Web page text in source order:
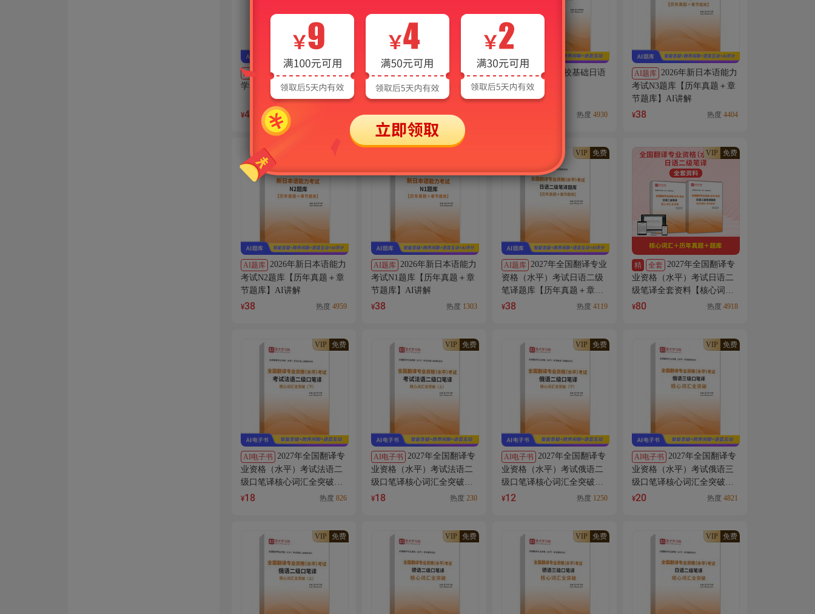
AI电子书
学考研真题AI讲解
¥40
2027年基础日语考
研题库【名校考研真题＋章
节题库＋模拟试题】AI讲解
¥40 热度
全国名校基础日语
考研真题AI讲解
热度 4930
AI题库 2026年新日本语能力
考试N3题库【历年真题＋章
节题库】AI讲解
¥38 热度 4404
AI题库 2026年新日本语能力
考试N2题库【历年真题＋章
节题库】AI讲解
¥38 热度 4959
AI题库 2026年新日本语能力
考试N1题库【历年真题＋章
节题库】AI讲解
¥38 热度 1303
VIP 免费
AI题库 2027年全国翻译专业
资格（水平）考试日语二级
笔译题库【历年真题＋章节
题库】AI讲解
¥38 热度 4119
VIP 免费
精 全套 2027年全国翻译专
业资格（水平）考试日语二
级笔译全套资料【核心词汇
＋历年真题＋题库】
¥80 热度 4918
VIP 免费
AI电子书 2027年全国翻译专
业资格（水平）考试法语二
级口笔译核心词汇全突破
（下）AI讲解
¥18 热度 826
VIP 免费
AI电子书 2027年全国翻译专
业资格（水平）考试法语二
级口笔译核心词汇全突破
（上）AI讲解
¥18 热度 230
VIP 免费
AI电子书 2027年全国翻译专
业资格（水平）考试俄语二
级口笔译核心词汇全突破
（下）AI讲解
¥12 热度 1250
VIP 免费
AI电子书 2027年全国翻译专
业资格（水平）考试俄语三
级口笔译核心词汇全突破AI
讲解
¥20 热度 4821
VIP 免费 VIP 免费 VIP 免费 VIP 免费